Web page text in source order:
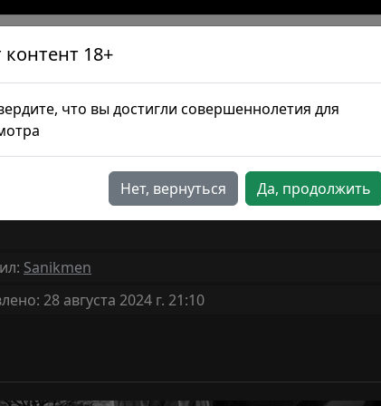
контент 18+
что вы достигли совершеннолетия для
Нет, вернуться Да, продолжить
~
Sanikmen
28 августа 2024 г. 21:10